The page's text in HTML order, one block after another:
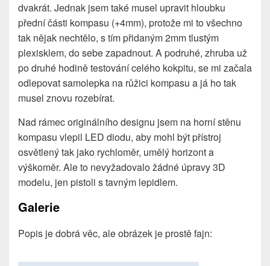
dvakrát. Jednak jsem také musel upravit hloubku
přední části kompasu (+4mm), protože mi to všechno
tak nějak nechtělo, s tím přidaným 2mm tlustým
plexisklem, do sebe zapadnout. A podruhé, zhruba už
po druhé hodině testování celého kokpitu, se mi začala
odlepovat samolepka na růžici kompasu a já ho tak
musel znovu rozebírat.
Nad rámec originálního designu jsem na horní stěnu
kompasu vlepil LED diodu, aby mohl být přístroj
osvětlený tak jako rychloměr, umělý horizont a
výškoměr. Ale to nevyžadovalo žádné úpravy 3D
modelu, jen pistoli s tavným lepidlem.
Galerie
Popis je dobrá věc, ale obrázek je prostě fajn: